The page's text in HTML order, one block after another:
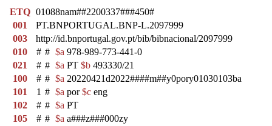
ETQ 01088nam##2200337###450#
001
PT.BNPORTUGAL.BNP-L.2097999
003
http://id.bnportugal.gov.pt/bib/bibnacional/2097999
010
# # $a 978-989-773-441-0
021
# # $a PT $b 493330/21
100
# # $a 20220421d2022####m##y0pory01030103ba
101
1 # $a por$c eng
102
# # $a PT
105
# # $a a###z###000zy